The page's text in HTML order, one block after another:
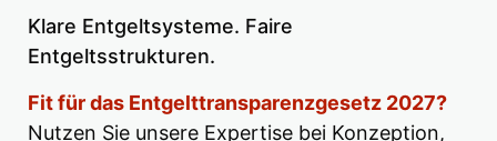
Klare Entgeltsysteme. Faire
Entgeltsstrukturen.
Fit für das Entgelttransparenzgesetz 2027?
Nutzen Sie unsere Expertise bei Konzeption,